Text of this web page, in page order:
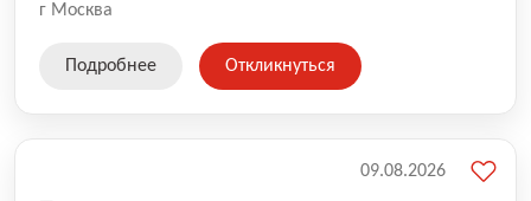
оптимальные
г Москва
Подробнее Откликнуться
09.08.2026